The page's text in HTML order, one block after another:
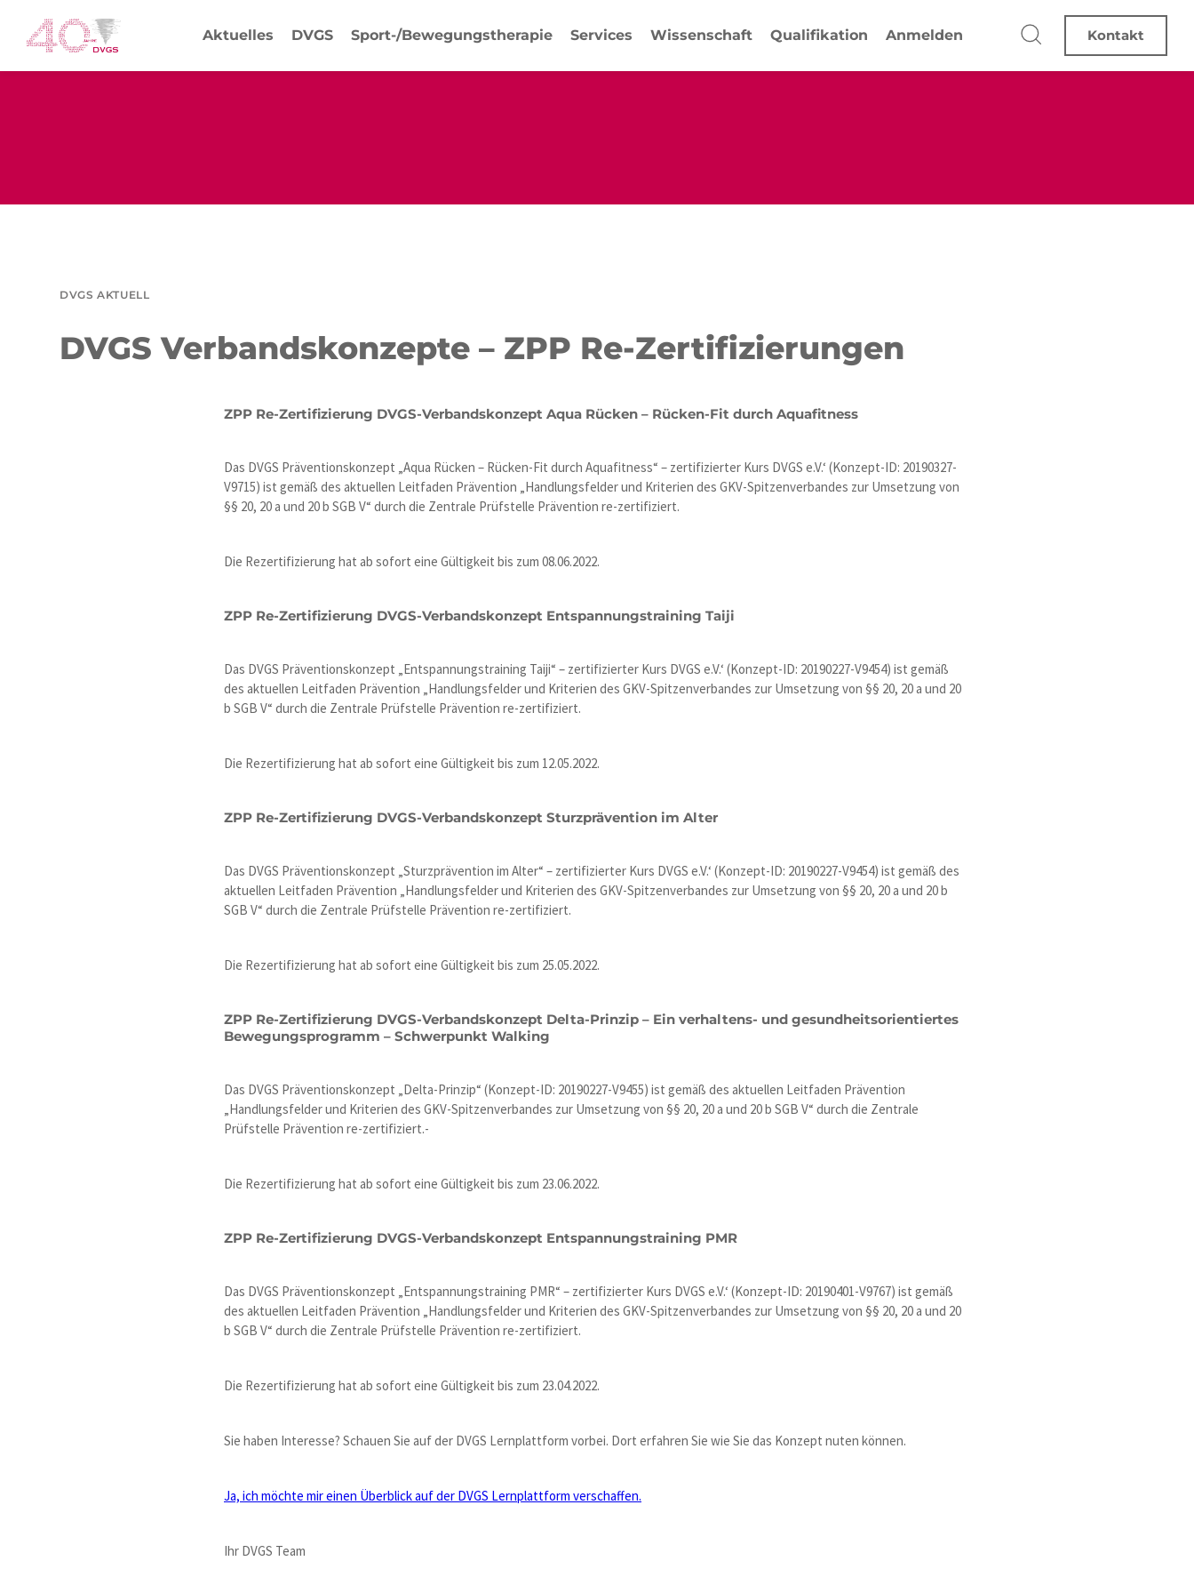
DVGS AKTUELL
DVGS Verbandskonzepte – ZPP Re-Zertifizierungen
ZPP Re-Zertifizierung DVGS-Verbandskonzept Aqua Rücken – Rücken-Fit durch Aquafitness
Das DVGS Präventionskonzept „Aqua Rücken – Rücken-Fit durch Aquafitness“ – zertifizierter Kurs DVGS e.V.‘ (Konzept-ID: 20190327-
V9715) ist gemäß des aktuellen Leitfaden Prävention „Handlungsfelder und Kriterien des GKV-Spitzenverbandes zur Umsetzung von
§§ 20, 20 a und 20 b SGB V“ durch die Zentrale Prüfstelle Prävention re-zertifiziert.
Die Rezertifizierung hat ab sofort eine Gültigkeit bis zum 08.06.2022.
ZPP Re-Zertifizierung DVGS-Verbandskonzept Entspannungstraining Taiji
Das DVGS Präventionskonzept „Entspannungstraining Taiji“ – zertifizierter Kurs DVGS e.V.‘ (Konzept-ID: 20190227-V9454) ist gemäß
des aktuellen Leitfaden Prävention „Handlungsfelder und Kriterien des GKV-Spitzenverbandes zur Umsetzung von §§ 20, 20 a und 20
b SGB V“ durch die Zentrale Prüfstelle Prävention re-zertifiziert.
Die Rezertifizierung hat ab sofort eine Gültigkeit bis zum 12.05.2022.
ZPP Re-Zertifizierung DVGS-Verbandskonzept Sturzprävention im Alter
Das DVGS Präventionskonzept „Sturzprävention im Alter“ – zertifizierter Kurs DVGS e.V.‘ (Konzept-ID: 20190227-V9454) ist gemäß des
aktuellen Leitfaden Prävention „Handlungsfelder und Kriterien des GKV-Spitzenverbandes zur Umsetzung von §§ 20, 20 a und 20 b
SGB V“ durch die Zentrale Prüfstelle Prävention re-zertifiziert.
Die Rezertifizierung hat ab sofort eine Gültigkeit bis zum 25.05.2022.
ZPP Re-Zertifizierung DVGS-Verbandskonzept Delta-Prinzip – Ein verhaltens- und gesundheitsorientiertes
Bewegungsprogramm – Schwerpunkt Walking
Das DVGS Präventionskonzept „Delta-Prinzip“ (Konzept-ID: 20190227-V9455) ist gemäß des aktuellen Leitfaden Prävention
„Handlungsfelder und Kriterien des GKV-Spitzenverbandes zur Umsetzung von §§ 20, 20 a und 20 b SGB V“ durch die Zentrale
Prüfstelle Prävention re-zertifiziert.-
Die Rezertifizierung hat ab sofort eine Gültigkeit bis zum 23.06.2022.
ZPP Re-Zertifizierung DVGS-Verbandskonzept Entspannungstraining PMR
Das DVGS Präventionskonzept „Entspannungstraining PMR“ – zertifizierter Kurs DVGS e.V.‘ (Konzept-ID: 20190401-V9767) ist gemäß
des aktuellen Leitfaden Prävention „Handlungsfelder und Kriterien des GKV-Spitzenverbandes zur Umsetzung von §§ 20, 20 a und 20
b SGB V“ durch die Zentrale Prüfstelle Prävention re-zertifiziert.
Die Rezertifizierung hat ab sofort eine Gültigkeit bis zum 23.04.2022.
Sie haben Interesse? Schauen Sie auf der DVGS Lernplattform vorbei. Dort erfahren Sie wie Sie das Konzept nuten können.
Ja, ich möchte mir einen Überblick auf der DVGS Lernplattform verschaffen.
Ihr DVGS Team
Aktuelles DVGS Sport-/Bewegungstherapie Services Wissenschaft Qualifikation Anmelden Kontakt